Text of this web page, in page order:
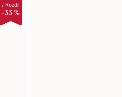
–33 %
iRozdíl